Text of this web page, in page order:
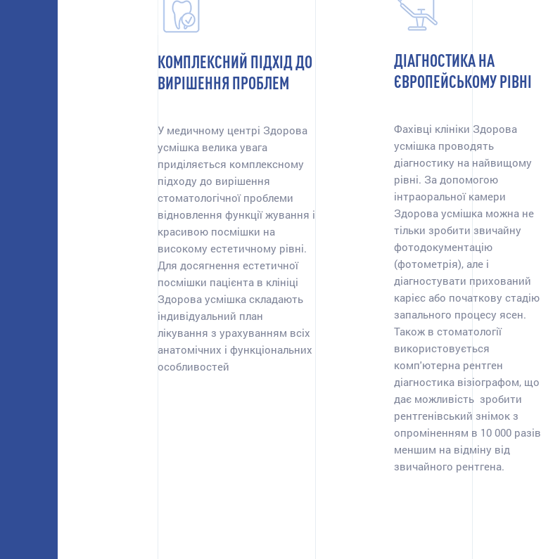
КОМПЛЕКСНИЙ ПІДХІД ДО
ВИРІШЕННЯ ПРОБЛЕМ
У медичному центрі Здорова
усмішка велика увага
приділяється комплексному
підходу до вирішення
стоматологічної проблеми
відновлення функції жування і
красивою посмішки на
високому естетичному рівні.
Для досягнення естетичної
посмішки пацієнта в клініці
Здорова усмішка складають
індивідуальний план
лікування з урахуванням всіх
анатомічних і функціональних
особливостей
ДІАГНОСТИКА НА
ЄВРОПЕЙСЬКОМУ РІВНІ
Фахівці клініки Здорова
усмішка проводять
діагностику на найвищому
рівні. За допомогою
інтраоральної камери
Здорова усмішка можна не
тільки зробити звичайну
фотодокументацію
(фотометрія), але і
діагностувати прихований
карієс або початкову стадію
запального процесу ясен.
Також в стоматології
використовується
комп'ютерна рентген
діагностика візіографом, що
дає можливість зробити
рентгенівський знімок з
опроміненням в 10 000 разів
меншим на відміну від
звичайного рентгена.